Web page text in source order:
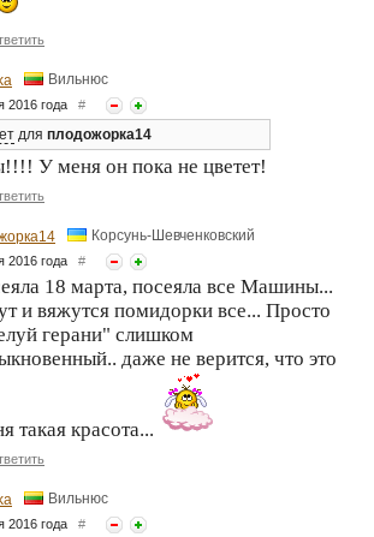
Вильнюс
2016 года #
для плодожорка14
У меня он пока не цветет!
Корсунь-Шевченковский
2016 года #
18 марта, посеяла все Машины...
и вяжутся помидорки все... Просто
герани" слишком
даже не верится, что это
такая красота...
Вильнюс
2016 года #